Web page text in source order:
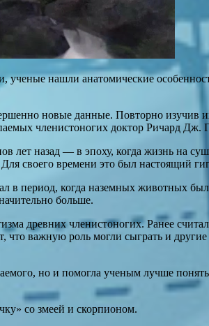
нашли анатомические
новые данные. Повторно
членистоногих доктор Ричард Дж.
лет назад — в эпоху, когда жизнь на
своего времени это был настоящий
период, когда наземных животных
больше.
древних членистоногих. Ранее
важную роль могли сыграть и
но и помогла ученым лучше
со змеей и скорпионом.